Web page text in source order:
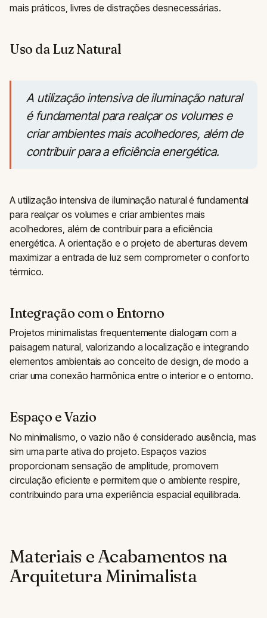
mais práticos, livres de distrações desnecessárias.
Uso da Luz Natural
A utilização intensiva de iluminação natural
é fundamental para realçar os volumes e
criar ambientes mais acolhedores, além de
contribuir para a eficiência energética.
A utilização intensiva de iluminação natural é fundamental
para realçar os volumes e criar ambientes mais
acolhedores, além de contribuir para a eficiência
energética. A orientação e o projeto de aberturas devem
maximizar a entrada de luz sem comprometer o conforto
térmico.
Integração com o Entorno
Projetos minimalistas frequentemente dialogam com a
paisagem natural, valorizando a localização e integrando
elementos ambientais ao conceito de design, de modo a
criar uma conexão harmônica entre o interior e o entorno.
Espaço e Vazio
No minimalismo, o vazio não é considerado ausência, mas
sim uma parte ativa do projeto. Espaços vazios
proporcionam sensação de amplitude, promovem
circulação eficiente e permitem que o ambiente respire,
contribuindo para uma experiência espacial equilibrada.
Materiais e Acabamentos na
Arquitetura Minimalista